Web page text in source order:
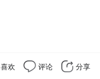
喜欢 评论 分享